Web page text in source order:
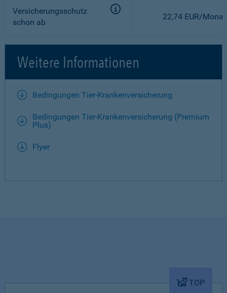
Versicherungsschutz
schon ab
22,74 EUR/Monat
Weitere Informationen
Bedingungen Tier-Krankenversicherung
Bedingungen Tier-Krankenversicherung (Premium
Plus)
Flyer
TOP